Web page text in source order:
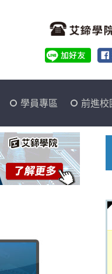
學員專區 前進校